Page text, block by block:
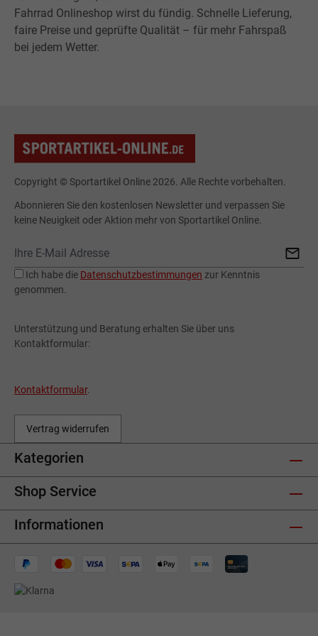
Fahrrad Onlineshop wirst du fündig. Schnelle Lieferung,
faire Preise und geprüfte Qualität – für mehr Fahrspaß
bei jedem Wetter.
Copyright © Sportartikel Online 2026. Alle Rechte vorbehalten.
Abonnieren Sie den kostenlosen Newsletter und verpassen Sie
keine Neuigkeit oder Aktion mehr von Sportartikel Online.
Ich habe die Datenschutzbestimmungen zur Kenntnis
genommen.
Unterstützung und Beratung erhalten Sie über uns
Kontaktformular:
Kontaktformular.
Vertrag widerrufen
Kategorien
Shop Service
Informationen